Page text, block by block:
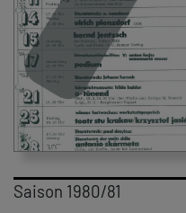
Saison 1980/81